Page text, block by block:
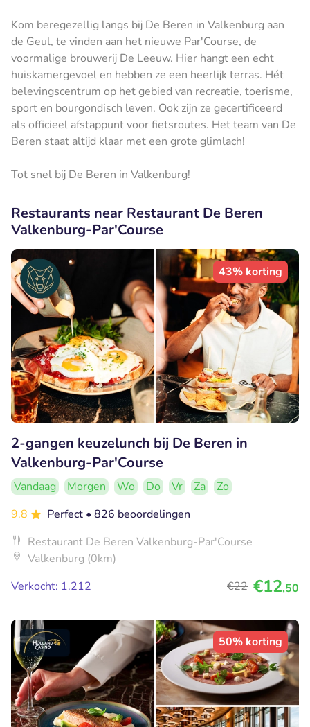
Kom beregezellig langs bij De Beren in Valkenburg aan
de Geul, te vinden aan het nieuwe Par'Course, de
voormalige brouwerij De Leeuw. Hier hangt een echt
huiskamergevoel en hebben ze een heerlijk terras. Hét
belevingscentrum op het gebied van recreatie, toerisme,
sport en bourgondisch leven. Ook zijn ze gecertificeerd
als officieel afstappunt voor fietsroutes. Het team van De
Beren staat altijd klaar met een grote glimlach!
Tot snel bij De Beren in Valkenburg!
Restaurants near Restaurant De Beren
Valkenburg-Par'Course
43% korting
2-gangen keuzelunch bij De Beren in
Valkenburg-Par'Course
Vandaag Morgen Wo Do Vr Za
Zo
9.8
Perfect • 826 beoordelingen
Restaurant De Beren Valkenburg-Par'Course
Valkenburg (0km)
Verkocht: 1.212
€22 €12,50
50% korting